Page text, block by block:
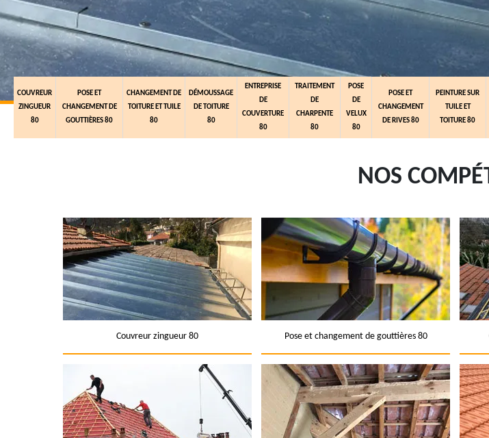
COUVREUR
ZINGUEUR
80
POSE ET
CHANGEMENT DE
GOUTTIÈRES 80
CHANGEMENT DE
TOITURE ET TUILE
80
DÉMOUSSAGE
DE TOITURE
80
ENTREPRISE
DE
COUVERTURE
80
TRAITEMENT
DE
CHARPENTE
80
POSE
DE
VELUX
80
POSE ET
CHANGEMENT
DE RIVES 80
PEINTURE SUR
TUILE ET
TOITURE 80
NOS
Couvreur zingueur 80 Pose et changement de gouttières 80